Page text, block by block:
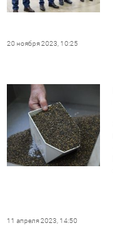
20 ноября 2023, 10:25
11 апреля 2023, 14:50